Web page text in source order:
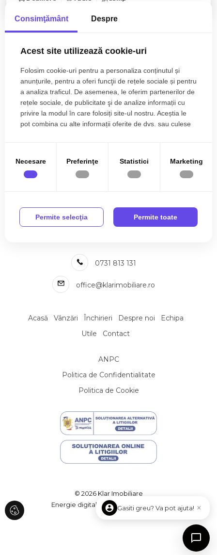
Zone de top apartamente de inchiriat
Apartamente de inchiriat in Cluj-Napoca Zorilor
Apartamente de inchiriat in Cluj-Napoca Gheorgheni
Apartamente de inchiriat in Cluj-Napoca Andrei Muresanu
Apartamente de inchiriat in Cluj-Napoca Centru
Apartamente de inchiriat in Cluj-Napoca Plopilor
Apartamente de inchiriat in Cluj-Napoca Sopor
Apartamente de inchiriat in Cluj-Napoca Buna-Ziua
Apartamente de inchiriat in Cluj-Napoca Borhanci
Apartamente de inchiriat in Cluj-Napoca Semicentral
Numar de camere apartamente de inchiriat
Apartamente de inchiriat 1 camera
Apartamente de inchiriat 2 camere
Apartamente de inchiriat
Apartamente de inchiriat in Cluj-Napoca Central
Apartamente de inchiriat in Cluj-Napoca Zorilor
Apartamente de inchiriat in Cluj-Napoca Andrei Muresanu
Apartamente de inchiriat in Cluj-Napoca Centru
Apartamente de inchiriat in Floresti
Apartamente de inchiriat in Cluj-Napoca Europa
Apartamente de inchiriat in Cluj-Napoca Plopilor
Case de inchiriat
Case de inchiriat in Cluj-Napoca Central
Case de inchiriat in Cluj-Napoca Andrei Muresanu
Case de inchiriat in Cluj-Napoca Zorilor
Vezi mai mult
0731 813 131
office@klarimobiliare.ro
Acasă Vânzări Închirieri Despre noi
Echipa
Utile
Contact
ANPC
Politica de Confidentialitate
Politica de Cookie
© 2026 Klar Imobiliare
Energie digitală de la
ImmoFlux
Gasiti greu? Va pot ajuta! ×
Consimţământ Despre
Acest site utilizează cookie-uri
Folosim cookie-uri pentru a personaliza conținutul și
anunțurile, pentru a oferi funcţii de rețele sociale și pentru
a analiza traficul. De asemenea, le oferim partenerilor de
rețele sociale, de publicitate şi de analize informații cu
privire la modul în care folosiți site-ul nostru. Aceștia le
pot combina cu alte informații oferite de dvs. sau culese
Necesare Preferinţe Statistici Marketing
Permite selecţia Permite toate